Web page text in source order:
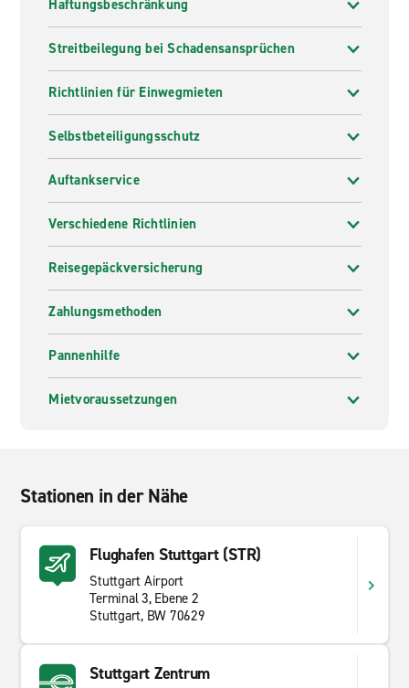
Haftungsbeschränkung
Streitbeilegung bei Schadensansprüchen
Richtlinien für Einwegmieten
Selbstbeteiligungsschutz
Auftankservice
Verschiedene Richtlinien
Reisegepäckversicherung
Zahlungsmethoden
Pannenhilfe
Mietvoraussetzungen
Stationen in der Nähe
Flughafen Stuttgart (STR)
Stuttgart Airport
Terminal 3, Ebene 2
Stuttgart, BW 70629
Stuttgart Zentrum